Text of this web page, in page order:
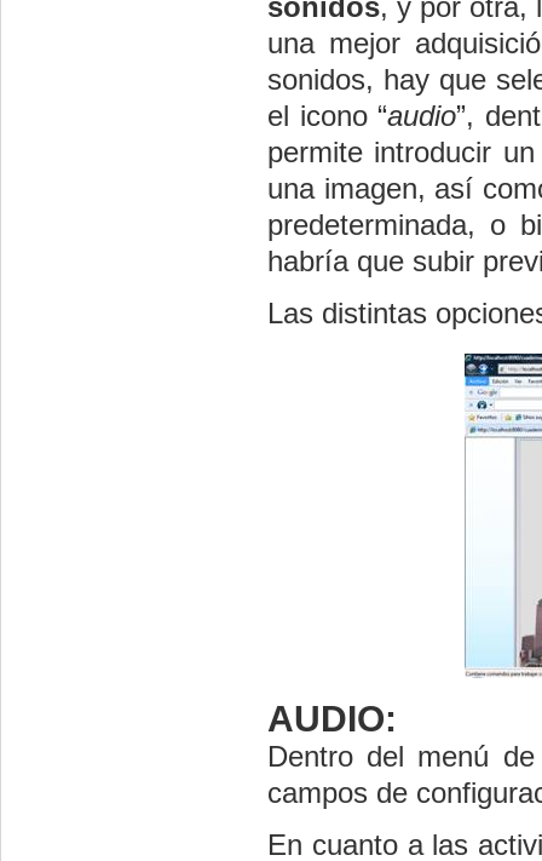
sonidos, y por otra,
una mejor
sonidos, hay que
el icono “audio”,
permite introducir
una imagen, así
predeterminada, o
habría que subir
Las distintas
AUDIO:
Dentro del menú de
campos de
En cuanto a las